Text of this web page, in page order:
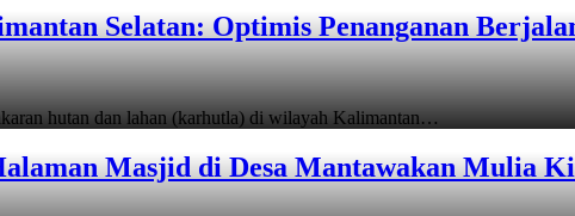
Selatan: Optimis Penanganan
hutan dan lahan (karhutla) di wilayah Kalimantan…
Masjid di Desa Mantawakan Mulia